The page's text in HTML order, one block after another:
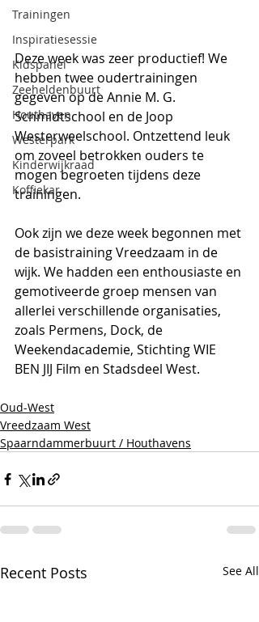
Trainingen
Inspiratiesessie
Kidspanel
Zeeheldenbuurt
Houthaven
Westerpark
Kinderwijkraad
Koffiekar
Deze week was zeer productief! We
hebben twee oudertrainingen
gegeven op de Annie M. G.
Schmidtschool en de Joop
Westerweelschool. Ontzettend leuk
om zoveel betrokken ouders te
mogen begroeten tijdens deze
trainingen.
Ook zijn we deze week begonnen met
de basistraining Vreedzaam in de
wijk. We hadden een enthousiaste en
gemotiveerde groep mensen van
allerlei verschillende organisaties,
zoals Permens, Dock, de
Weekendacademie, Stichting WIE
BEN JIJ Film en Stadsdeel West.
Oud-West
Vreedzaam West
Spaarndammerbuurt / Houthavens
Recent Posts See All